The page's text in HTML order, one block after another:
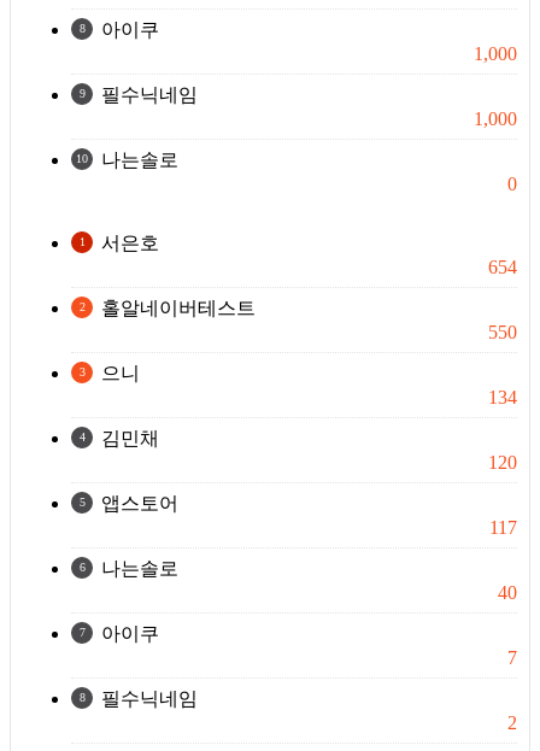
8
아이쿠
1,000
9
필수닉네임
1,000
10
나는솔로
0
1
서은호
654
2
홀알네이버테스트
550
3
으니
134
4
김민채
120
5
앱스토어
117
6
나는솔로
40
7
아이쿠
7
8
필수닉네임
2